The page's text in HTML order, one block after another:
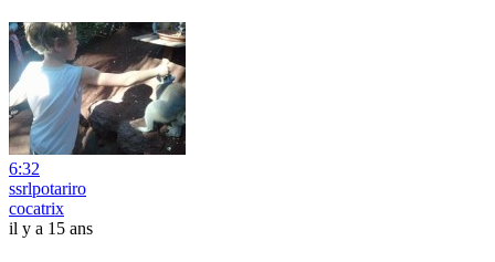
6:32
ssrlpotariro
cocatrix
il y a 15 ans